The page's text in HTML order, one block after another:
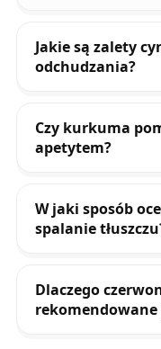
Jakie są zalety
odchudzania?
Czy kurkuma
apetytem?
W jaki sposób
spalanie
Dlaczego
rekomendowane